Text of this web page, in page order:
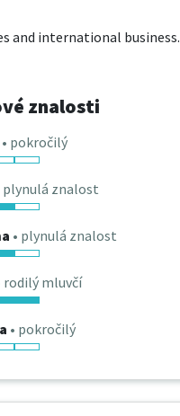
and international business.
znalosti
• pokročilý
plynulá znalost
• plynulá znalost
rodilý mluvčí
• pokročilý